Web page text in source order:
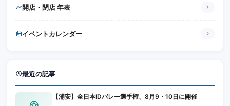
開店・閉店 年表
イベントカレンダー
最近の記事
【浦安】全日本IDバレー選手権、8月9・10日に開催